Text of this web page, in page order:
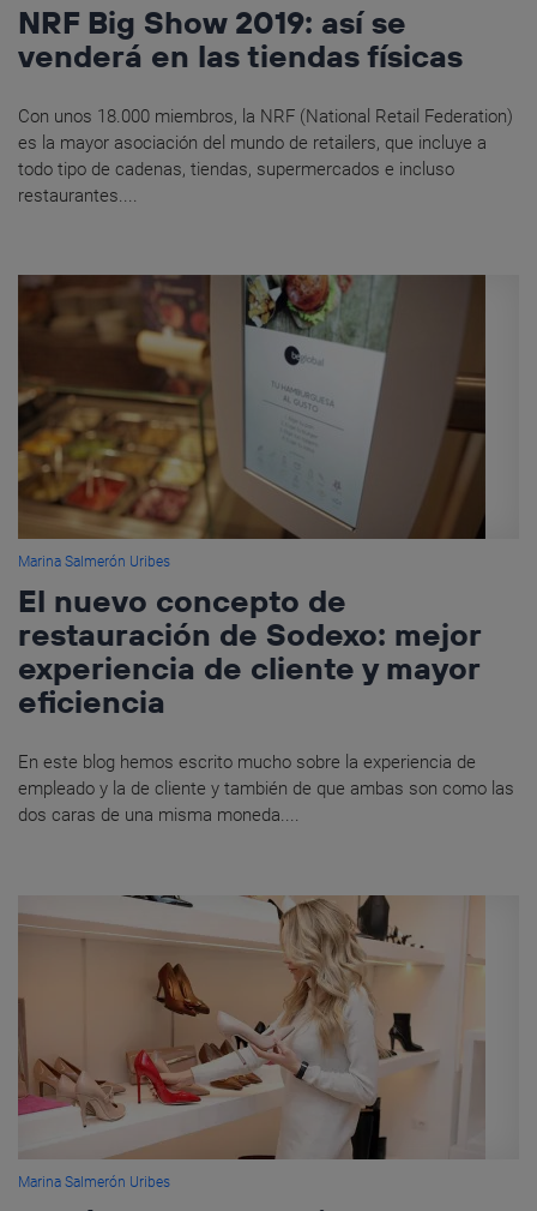
NRF Big Show 2019: así se
venderá en las tiendas físicas
Con unos 18.000 miembros, la NRF (National Retail Federation)
es la mayor asociación del mundo de retailers, que incluye a
todo tipo de cadenas, tiendas, supermercados e incluso
restaurantes....
Marina Salmerón Uribes
El nuevo concepto de
restauración de Sodexo: mejor
experiencia de cliente y mayor
eficiencia
En este blog hemos escrito mucho sobre la experiencia de
empleado y la de cliente y también de que ambas son como las
dos caras de una misma moneda....
Marina Salmerón Uribes